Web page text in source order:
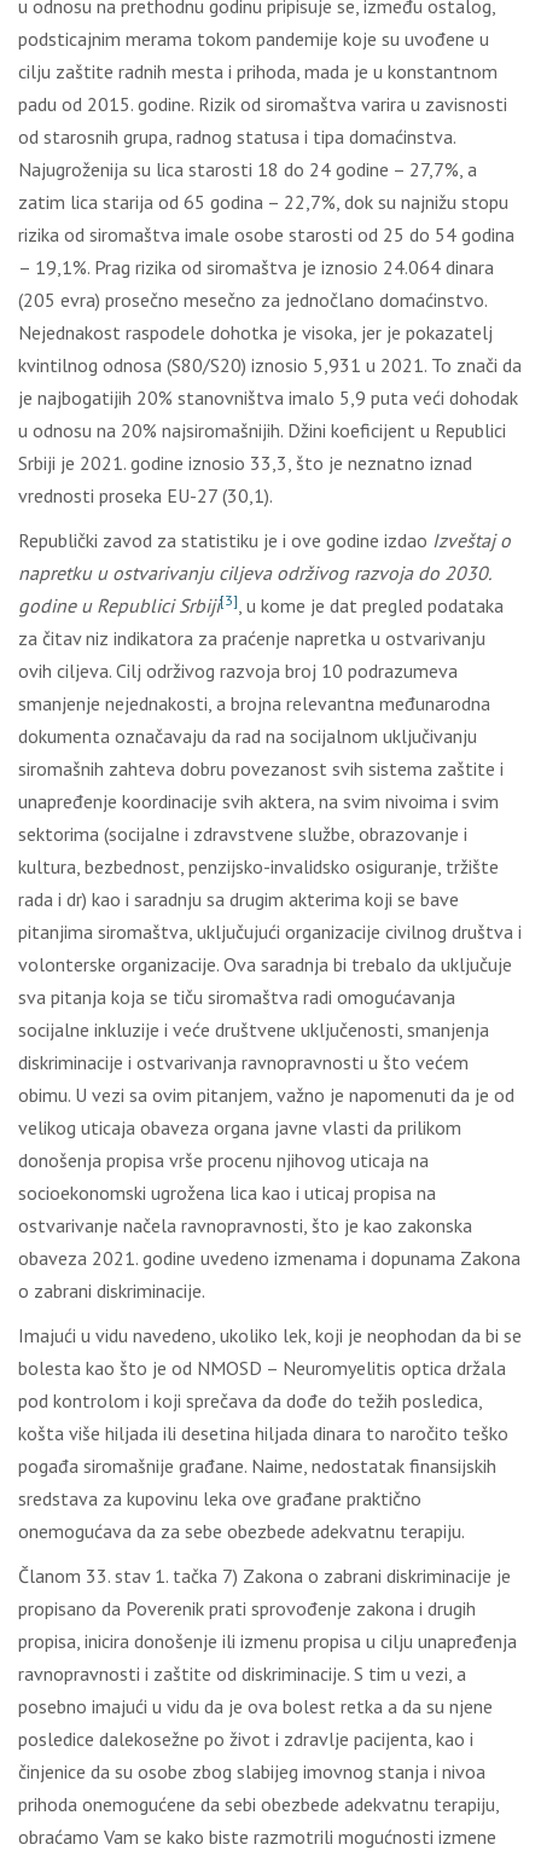
u odnosu na prethodnu godinu pripisuje se, između ostalog,
podsticajnim merama tokom pandemije koje su uvođene u
cilju zaštite radnih mesta i prihoda, mada je u konstantnom
padu od 2015. godine. Rizik od siromaštva varira u zavisnosti
od starosnih grupa, radnog statusa i tipa domaćinstva.
Najugroženija su lica starosti 18 do 24 godine – 27,7%, a
zatim lica starija od 65 godina – 22,7%, dok su najnižu stopu
rizika od siromaštva imale osobe starosti od 25 do 54 godina
– 19,1%. Prag rizika od siromaštva je iznosio 24.064 dinara
(205 evra) prosečno mesečno za jednočlano domaćinstvo.
Nejednakost raspodele dohotka je visoka, jer je pokazatelj
kvintilnog odnosa (S80/S20) iznosio 5,931 u 2021. To znači da
je najbogatijih 20% stanovništva imalo 5,9 puta veći dohodak
u odnosu na 20% najsiromašnijih. Džini koeficijent u Republici
Srbiji je 2021. godine iznosio 33,3, što je neznatno iznad
vrednosti proseka EU-27 (30,1).
Republički zavod za statistiku je i ove godine izdao Izveštaj o
napretku u ostvarivanju ciljeva održivog razvoja do 2030.
godine u Republici Srbiji[3], u kome je dat pregled podataka
za čitav niz indikatora za praćenje napretka u ostvarivanju
ovih ciljeva. Cilj održivog razvoja broj 10 podrazumeva
smanjenje nejednakosti, a brojna relevantna međunarodna
dokumenta označavaju da rad na socijalnom uključivanju
siromašnih zahteva dobru povezanost svih sistema zaštite i
unapređenje koordinacije svih aktera, na svim nivoima i svim
sektorima (socijalne i zdravstvene službe, obrazovanje i
kultura, bezbednost, penzijsko-invalidsko osiguranje, tržište
rada i dr) kao i saradnju sa drugim akterima koji se bave
pitanjima siromaštva, uključujući organizacije civilnog društva i
volonterske organizacije. Ova saradnja bi trebalo da uključuje
sva pitanja koja se tiču siromaštva radi omogućavanja
socijalne inkluzije i veće društvene uključenosti, smanjenja
diskriminacije i ostvarivanja ravnopravnosti u što većem
obimu. U vezi sa ovim pitanjem, važno je napomenuti da je od
velikog uticaja obaveza organa javne vlasti da prilikom
donošenja propisa vrše procenu njihovog uticaja na
socioekonomski ugrožena lica kao i uticaj propisa na
ostvarivanje načela ravnopravnosti, što je kao zakonska
obaveza 2021. godine uvedeno izmenama i dopunama Zakona
o zabrani diskriminacije.
Imajući u vidu navedeno, ukoliko lek, koji je neophodan da bi se
bolesta kao što je od NMOSD – Neuromyelitis optica držala
pod kontrolom i koji sprečava da dođe do težih posledica,
košta više hiljada ili desetina hiljada dinara to naročito teško
pogađa siromašnije građane. Naime, nedostatak finansijskih
sredstava za kupovinu leka ove građane praktično
onemogućava da za sebe obezbede adekvatnu terapiju.
Članom 33. stav 1. tačka 7) Zakona o zabrani diskriminacije je
propisano da Poverenik prati sprovođenje zakona i drugih
propisa, inicira donošenje ili izmenu propisa u cilju unapređenja
ravnopravnosti i zaštite od diskriminacije. S tim u vezi, a
posebno imajući u vidu da je ova bolest retka a da su njene
posledice dalekosežne po život i zdravlje pacijenta, kao i
činjenice da su osobe zbog slabijeg imovnog stanja i nivoa
prihoda onemogućene da sebi obezbede adekvatnu terapiju,
obraćamo Vam se kako biste razmotrili mogućnosti izmene